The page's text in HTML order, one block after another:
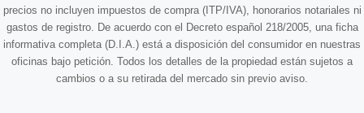
precios no incluyen impuestos de compra (ITP/IVA), honorarios notariales ni
gastos de registro. De acuerdo con el Decreto español 218/2005, una ficha
informativa completa (D.I.A.) está a disposición del consumidor en nuestras
oficinas bajo petición. Todos los detalles de la propiedad están sujetos a
cambios o a su retirada del mercado sin previo aviso.